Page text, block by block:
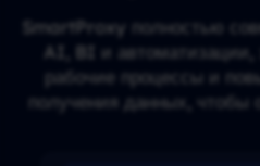
SmartProxy полностью
AI, BI и автоматизации,
рабочие процессы и
получения данных, чтобы